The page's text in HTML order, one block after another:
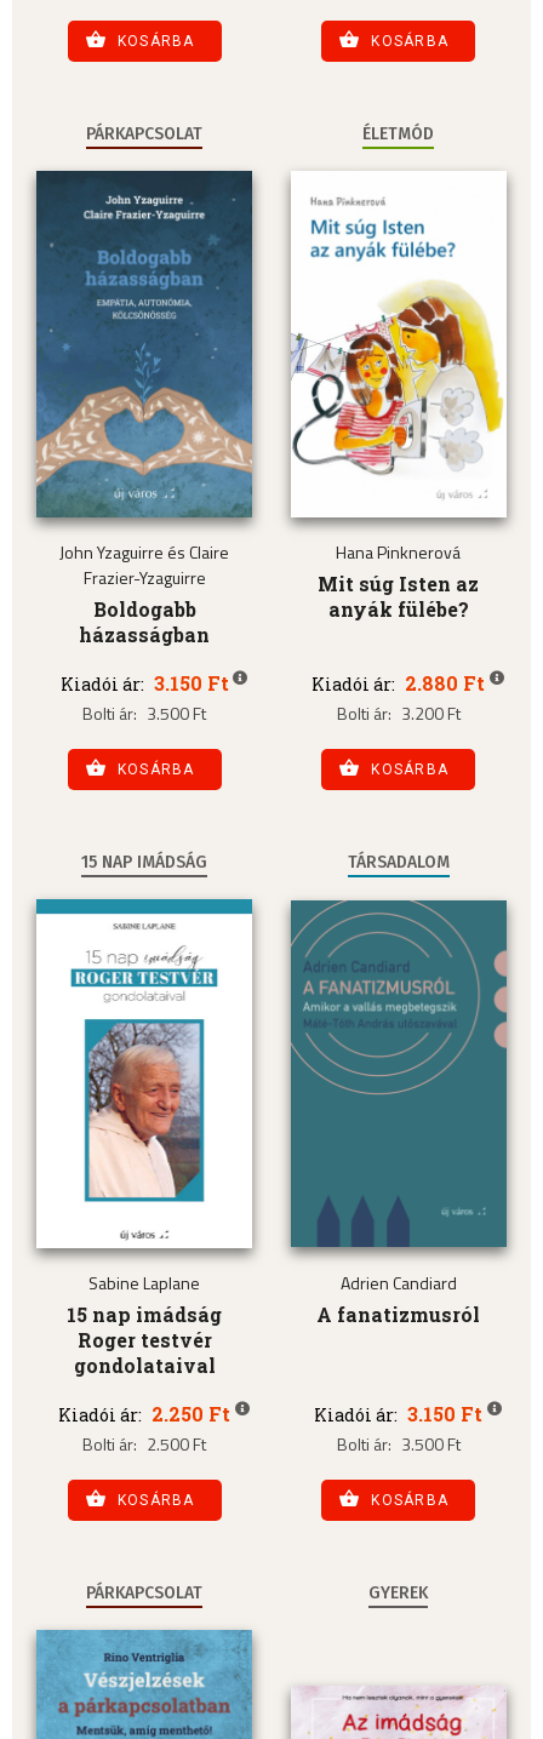
KOSÁRBA KOSÁRBA
PÁRKAPCSOLAT
John Yzaguirre és Claire
Frazier-Yzaguirre
Boldogabb
házasságban
Kiadói ár: 3.150 Ft
Bolti ár: 3.500 Ft
KOSÁRBA
ÉLETMÓD
Hana Pinknerová
Mit súg Isten az
anyák fülébe?
Kiadói ár: 2.880 Ft
Bolti ár: 3.200 Ft
KOSÁRBA
15 NAP IMÁDSÁG
Sabine Laplane
15 nap imádság
Roger testvér
gondolataival
Kiadói ár: 2.250 Ft
Bolti ár: 2.500 Ft
KOSÁRBA
TÁRSADALOM
Adrien Candiard
A fanatizmusról
Kiadói ár: 3.150 Ft
Bolti ár: 3.500 Ft
KOSÁRBA
PÁRKAPCSOLAT GYEREK